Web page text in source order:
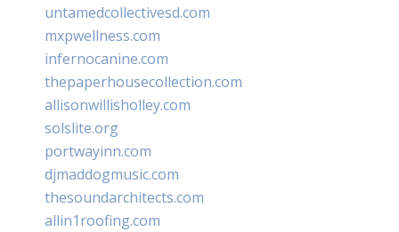
untamedcollectivesd.com
mxpwellness.com
infernocanine.com
thepaperhousecollection.com
allisonwillisholley.com
solslite.org
portwayinn.com
djmaddogmusic.com
thesoundarchitects.com
allin1roofing.com